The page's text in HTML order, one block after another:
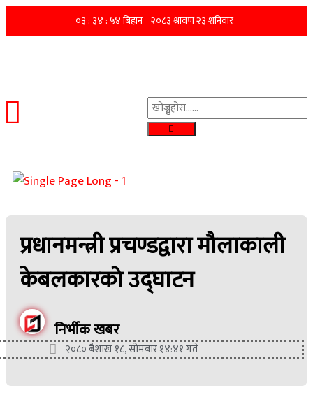
प्रधानमन्त्री प्रचण्डद्वारा मौलाकाली
केबलकारको उद्घाटन
निर्भीक खबर
२०८० बैशाख १८, सोमबार १४:४१ गते